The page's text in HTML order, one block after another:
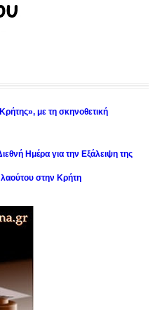
με τη σκηνοθετική
Ημέρα για την Εξάλειψη της
στην Κρήτη